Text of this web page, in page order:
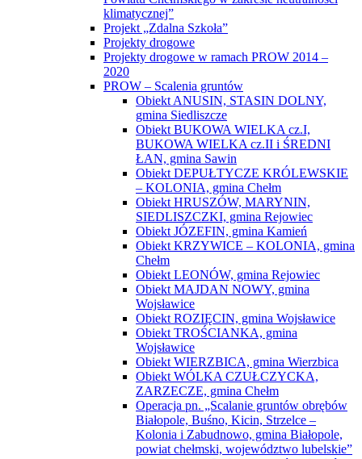
klimatycznej”
Projekt „Zdalna Szkoła”
Projekty drogowe
Projekty drogowe w ramach PROW 2014 –
2020
PROW – Scalenia gruntów
Obiekt ANUSIN, STASIN DOLNY,
gmina Siedliszcze
Obiekt BUKOWA WIELKA cz.I,
BUKOWA WIELKA cz.II i ŚREDNI
ŁAN, gmina Sawin
Obiekt DEPUŁTYCZE KRÓLEWSKIE
– KOLONIA, gmina Chełm
Obiekt HRUSZÓW, MARYNIN,
SIEDLISZCZKI, gmina Rejowiec
Obiekt JÓZEFIN, gmina Kamień
Obiekt KRZYWICE – KOLONIA, gmina
Chełm
Obiekt LEONÓW, gmina Rejowiec
Obiekt MAJDAN NOWY, gmina
Wojsławice
Obiekt ROZIĘCIN, gmina Wojsławice
Obiekt TROŚCIANKA, gmina
Wojsławice
Obiekt WIERZBICA, gmina Wierzbica
Obiekt WÓLKA CZUŁCZYCKA,
ZARZECZE, gmina Chełm
Operacja pn. „Scalanie gruntów obrębów
Białopole, Buśno, Kicin, Strzelce –
Kolonia i Zabudnowo, gmina Białopole,
powiat chełmski, województwo lubelskie”